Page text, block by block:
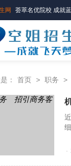
网 荟萃名优院校 成就
： 首页 > 职务 >